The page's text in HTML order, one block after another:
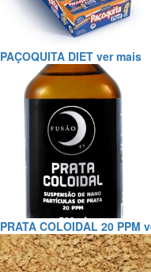
PAÇOQUITA DIET ver mais
PRATA COLOIDAL 20 PPM